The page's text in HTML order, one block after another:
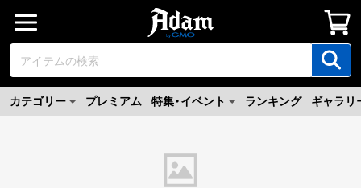
カテゴリー プレミアム 特集・イベント ランキング ギャラリ